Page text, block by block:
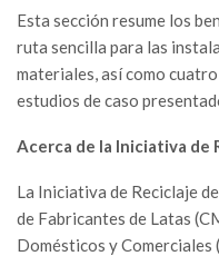
Esta sección resume los
ruta sencilla para las
materiales, así como
estudios de caso
Acerca de la Iniciativa de
La Iniciativa de Reciclaje
de Fabricantes de Latas
Domésticos y